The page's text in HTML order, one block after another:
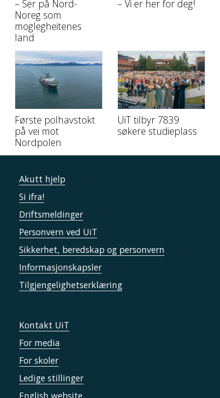
– Ser på Nord-
Noreg som
moglegheitenes
land
– Vi er her for deg!
Første polhavstokt
på vei mot
Nordpolen
UiT tilbyr 7839
søkere studieplass
Akutt hjelp
Si ifra!
Driftsmeldinger
Personvern ved UiT
Sikkerhet, beredskap og personvern
Informasjonskapsler
Tilgjengelighetserklæring
Kontakt UiT
For media
For skoler
Ledige stillinger